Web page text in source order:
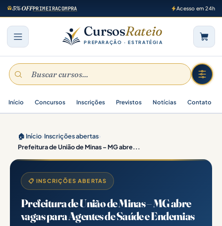
5% OFFPRIMEIRACOMPRA Acesso em 24h
CursosRateio
PREPARAÇÃO · ESTRATÉGIA
Início Concursos Inscrições Previstos Notícias Contato
🏠 Início›Inscrições abertas›
Prefeitura de União de Minas – MG abre...
📋 INSCRIÇÕES ABERTAS
Prefeitura de União de Minas – MG abre
vagas para Agentes de Saúde e Endemias